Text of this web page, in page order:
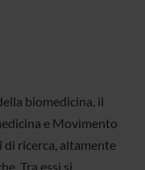
biomedicina, il
e Movimento
ricerca, altamente
Tra essi si